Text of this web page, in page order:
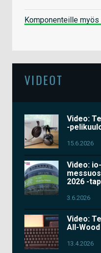
Komponenteille
VIDEOT
Video:
-
15.6.2026
Video:
2026 -
3.6.2026
Video:
All-Wood
13.4.2026